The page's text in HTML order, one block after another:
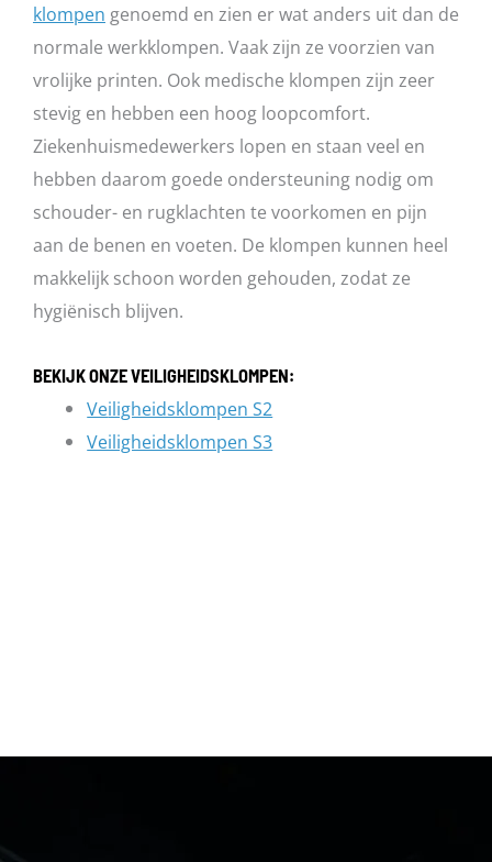
klompen genoemd en zien er wat anders uit dan de
normale werkklompen. Vaak zijn ze voorzien van
vrolijke printen. Ook medische klompen zijn zeer
stevig en hebben een hoog loopcomfort.
Ziekenhuismedewerkers lopen en staan veel en
hebben daarom goede ondersteuning nodig om
schouder- en rugklachten te voorkomen en pijn
aan de benen en voeten. De klompen kunnen heel
makkelijk schoon worden gehouden, zodat ze
hygiënisch blijven.
BEKIJK ONZE VEILIGHEIDSKLOMPEN:
Veiligheidsklompen S2
Veiligheidsklompen S3